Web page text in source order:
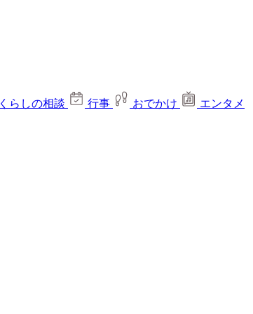
くらしの相談 行事 おでかけ
エンタメ